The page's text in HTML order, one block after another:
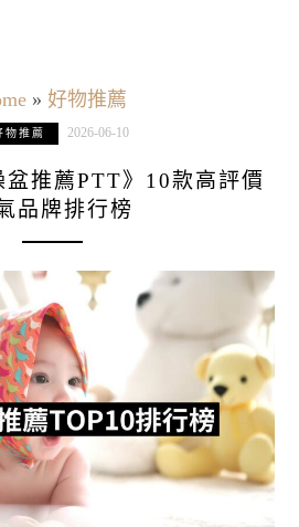
» 好物推薦
物推薦 2026-06-10
盆推薦PTT》10款高評價
品牌排行榜